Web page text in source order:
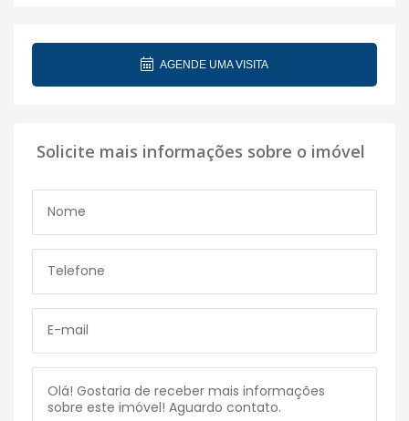
AGENDE UMA VISITA
Solicite mais informações sobre o imóvel